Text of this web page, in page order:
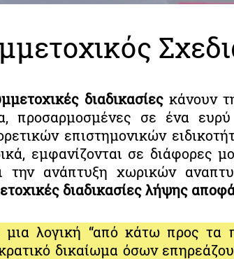
διαδικασίες κάνουν
προσαρμοσμένες σε ένα
επιστημονικών
εμφανίζονται σε διάφορες
την ανάπτυξη χωρικών
διαδικασίες λήψης
μια λογική “από κάτω προς τα
δικαίωμα όσων